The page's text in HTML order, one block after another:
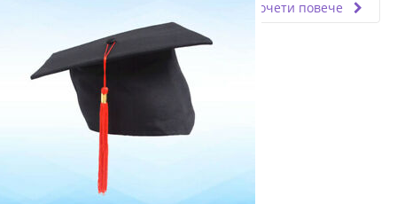
Прочети повече